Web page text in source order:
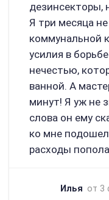
дезинсекторы,
Я три месяца
коммунальной
усилия в
нечестью,
ванной. А
минут! Я уж не
слова он ему
ко мне
расходы
Илья от 3